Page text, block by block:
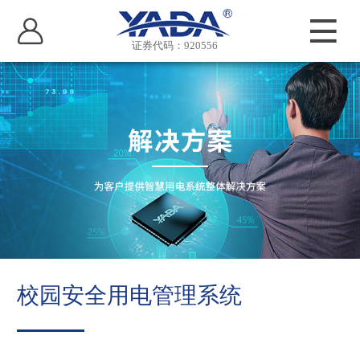
证券代码：920556
校园安全用电管理系统